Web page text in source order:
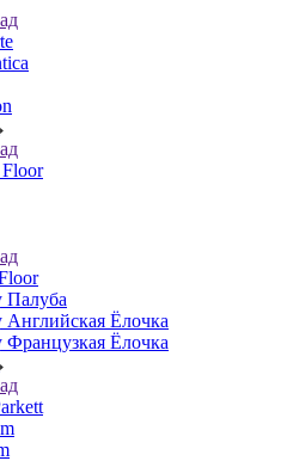
Палуба
Английская Ёлочка
Французкая Ёлочка